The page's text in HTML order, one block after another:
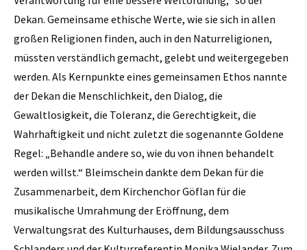
Dekan. Gemeinsame ethische Werte, wie sie sich in allen
großen Religionen finden, auch in den Naturreligionen,
müssten verständlich gemacht, gelebt und weitergegeben
werden. Als Kernpunkte eines gemeinsamen Ethos nannte
der Dekan die Menschlichkeit, den Dialog, die
Gewaltlosigkeit, die Toleranz, die Gerechtigkeit, die
Wahrhaftigkeit und nicht zuletzt die sogenannte Goldene
Regel: „Behandle andere so, wie du von ihnen behandelt
werden willst.“ Bleimschein dankte dem Dekan für die
Zusammenarbeit, dem Kirchenchor Göflan für die
musikalische Umrahmung der Eröffnung, dem
Verwaltungsrat des Kulturhauses, dem Bildungsausschuss